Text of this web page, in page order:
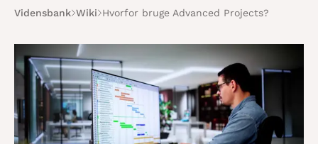
Vidensbank Wiki Hvorfor bruge Advanced Projects?